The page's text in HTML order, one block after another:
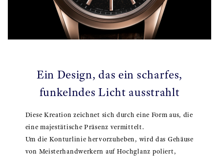
Ein Design, das ein scharfes,
funkelndes Licht ausstrahlt
Diese Kreation zeichnet sich durch eine Form aus, die
eine majestätische Präsenz vermittelt.
Um die Konturlinie hervorzuheben, wird das Gehäuse
von Meisterhandwerkern auf Hochglanz poliert,